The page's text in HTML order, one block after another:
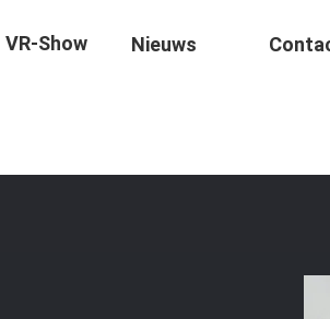
VR-Show Nieuws